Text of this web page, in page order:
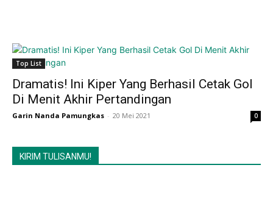
Top List
Dramatis! Ini Kiper Yang Berhasil Cetak Gol
Di Menit Akhir Pertandingan
Garin Nanda Pamungkas - 20 Mei 2021 0
KIRIM TULISANMU!